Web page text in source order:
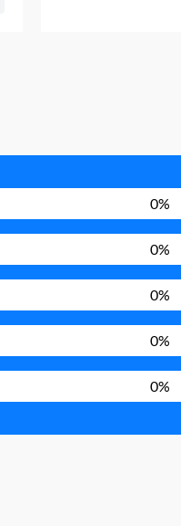
0%
0%
0%
0%
0%